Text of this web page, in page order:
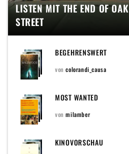
LISTEN MIT THE END OF OAK
STREET
BEGEHRENSWERT
voncolorandi_causa
MOST WANTED
vonmilamber
KINOVORSCHAU